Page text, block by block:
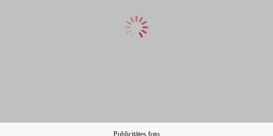
Publicitātes foto